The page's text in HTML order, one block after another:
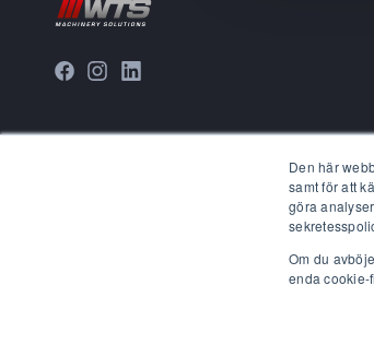
Den här
samt för att
göra
Om du
enda cookie-